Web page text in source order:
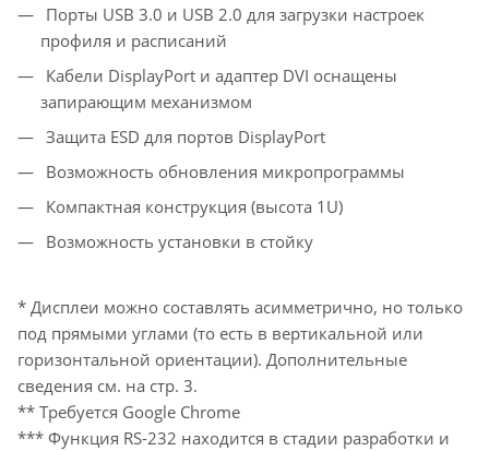
Порты USB 3.0 и USB 2.0 для загрузки настроек
профиля и расписаний
Кабели DisplayPort и адаптер DVI оснащены
запирающим механизмом
Защита ESD для портов DisplayPort
Возможность обновления микропрограммы
Компактная конструкция (высота 1U)
Возможность установки в стойку
* Дисплеи можно составлять асимметрично, но только
под прямыми углами (то есть в вертикальной или
горизонтальной ориентации). Дополнительные
сведения см. на стр. 3.
** Требуется Google Chrome
*** Функция RS-232 находится в стадии разработки и